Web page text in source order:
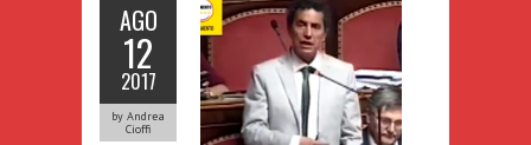
AGO
12
2017
by Andrea
Cioffi